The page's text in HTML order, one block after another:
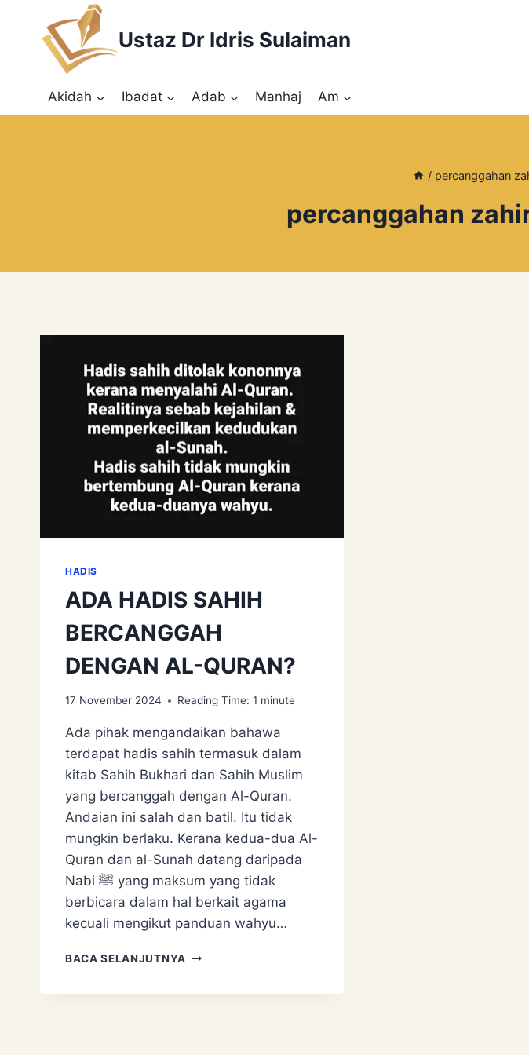
Ustaz Dr Idris Sulaiman
Akidah Ibadat Adab Manhaj Am
/ percanggahan
percanggahan
HADIS
ADA HADIS SAHIH
BERCANGGAH
DENGAN AL-QURAN?
17 November 2024 Reading Time: 1 minute
Ada pihak mengandaikan bahawa
terdapat hadis sahih termasuk dalam
kitab Sahih Bukhari dan Sahih Muslim
yang bercanggah dengan Al-Quran.
Andaian ini salah dan batil. Itu tidak
mungkin berlaku. Kerana kedua-dua Al-
Quran dan al-Sunah datang daripada
Nabi ﷺ yang maksum yang tidak
berbicara dalam hal berkait agama
kecuali mengikut panduan wahyu…
BACA SELANJUTNYA ADA